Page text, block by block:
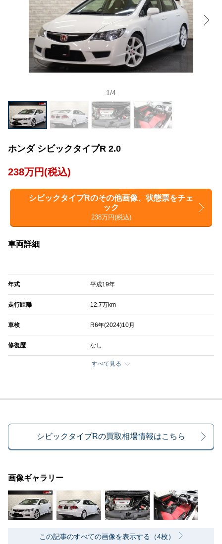
1/4
ホンダ シビックタイプR 2.0
238万円(税込)
シビックタイプRのその他画像、状態票をチェ
ック
238万円(税込)
車両詳細
年式 平成19年
走行距離 12.7万km
車検 R6年(2024)10月
修復歴 なし
すべて見る
シビックタイプRの買取相場情報はこちら
画像ギャラリー
この記事のすべての画像を表示する（4枚）